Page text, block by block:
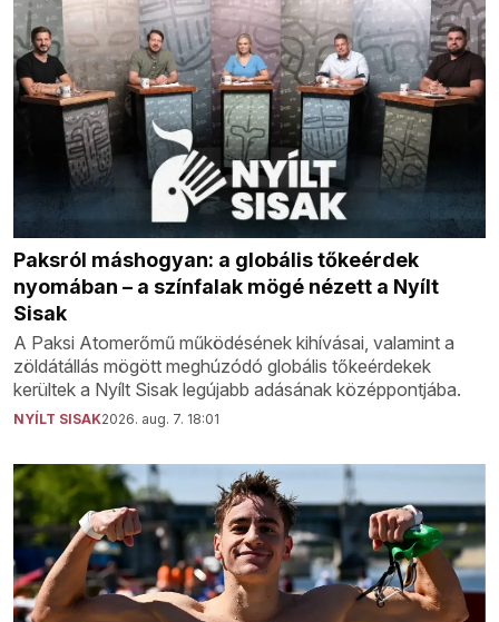
Paksról máshogyan: a globális tőkeérdek
nyomában – a színfalak mögé nézett a Nyílt
Sisak
A Paksi Atomerőmű működésének kihívásai, valamint a
zöldátállás mögött meghúzódó globális tőkeérdekek
kerültek a Nyílt Sisak legújabb adásának középpontjába.
NYÍLT SISAK2026. aug. 7. 18:01